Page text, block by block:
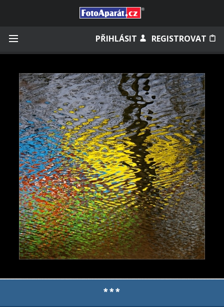
PŘIHLÁSIT REGISTROVAT
Zapamatovat
Zapomněli jste heslo?
Měli jste účet na starém webu?
***